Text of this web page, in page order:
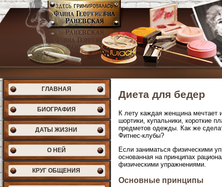
ГЛАВНАЯ
БИОГРАФИЯ
ДАТЫ ЖИЗНИ
О НЕЙ
КРУГ ОБЩЕНИЯ
Диета для бедер
К лету каждая женщина мечтает
шортики, купальники, короткие
предметов одежды. Как же
Фитнес-клубы?
Если заниматься физическими
основанная на принципах
физическими упражнениями.
Основные принципы